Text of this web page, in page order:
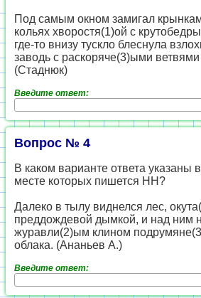
Под самым окном замигал
кольях хворостя(1)ой с
где-то внизу тускло блеснула
заводь с раскоряче(3)ыми
(Стаднюк)
Введите ответ:
Вопрос № 4
В каком варианте ответа указаны
месте которых пишется НН?
Далеко в тылу виднелся лес,
преддождевой дымкой, и над ним
журавли(2)ым клином
облака. (Ананьев А.)
Введите ответ: